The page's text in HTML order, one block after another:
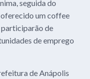
seguida do
um coffee
participarão de
de emprego
de Anápolis